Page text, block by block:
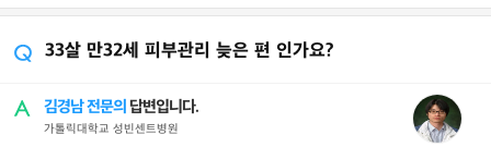
33살 만32세 피부관리 늦은 편 인가요?
김경남 전문의 답변입니다.
가톨릭대학교 성빈센트병원